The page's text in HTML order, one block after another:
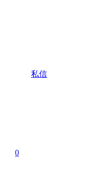
私信
0